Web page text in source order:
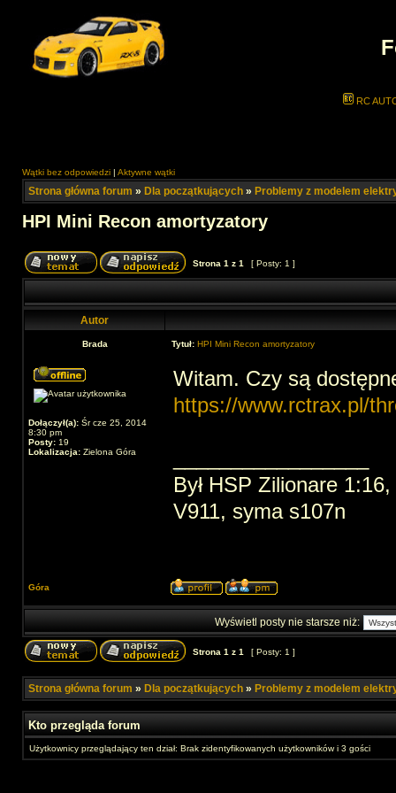
RC
Wątki bez odpowiedzi | Aktywne wątki
Strona główna forum » Dla początkujących » Problemy z modelem
HPI Mini Recon amortyzatory
Strona 1 z 1 [ Posty: 1 ]
Autor
Brada Tytuł: HPI Mini Recon amortyzatory
Dołączył(a): Śr cze 25, 2014
8:30 pm
Posty: 19
Lokalizacja: Zielona Góra
Witam. Czy są
https://www.rctrax.pl/
Był HSP Zilionare
V911, syma s107n
Góra
Wyświetl posty nie starsze niż:
Strona 1 z 1 [ Posty: 1 ]
Strona główna forum » Dla początkujących » Problemy z modelem
Kto przegląda forum
Użytkownicy przeglądający ten dział: Brak zidentyfikowanych użytkowników i 3 gości